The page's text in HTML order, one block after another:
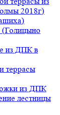
2018г)
(Голицыно
из ДПК в
террасы
из ДПК
лестницы